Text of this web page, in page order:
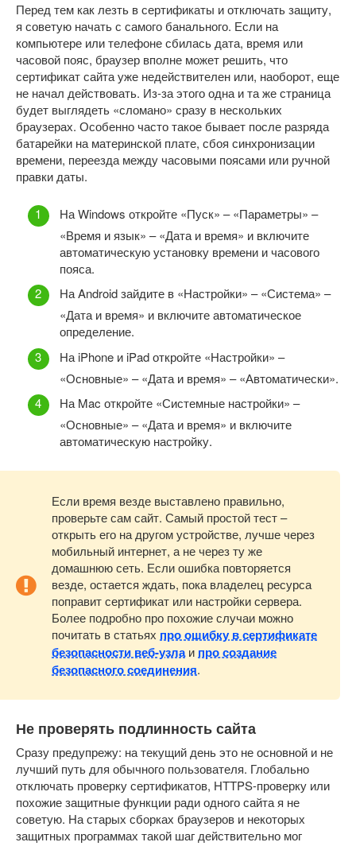
Перед тем как лезть в сертификаты и отключать защиту,
я советую начать с самого банального. Если на
компьютере или телефоне сбилась дата, время или
часовой пояс, браузер вполне может решить, что
сертификат сайта уже недействителен или, наоборот, еще
не начал действовать. Из-за этого одна и та же страница
будет выглядеть «сломано» сразу в нескольких
браузерах. Особенно часто такое бывает после разряда
батарейки на материнской плате, сбоя синхронизации
времени, переезда между часовыми поясами или ручной
правки даты.
На Windows откройте «Пуск» – «Параметры» –
«Время и язык» – «Дата и время» и включите
автоматическую установку времени и часового
пояса.
На Android зайдите в «Настройки» – «Система» –
«Дата и время» и включите автоматическое
определение.
На iPhone и iPad откройте «Настройки» –
«Основные» – «Дата и время» – «Автоматически».
На Mac откройте «Системные настройки» –
«Основные» – «Дата и время» и включите
автоматическую настройку.
Если время везде выставлено правильно,
проверьте сам сайт. Самый простой тест –
открыть его на другом устройстве, лучше через
мобильный интернет, а не через ту же
домашнюю сеть. Если ошибка повторяется
везде, остается ждать, пока владелец ресурса
поправит сертификат или настройки сервера.
Более подробно про похожие случаи можно
почитать в статьях про ошибку в сертификате
безопасности веб-узлаи про создание
безопасного соединения.
Не проверять подлинность сайта
Сразу предупрежу: на текущий день это не основной и не
лучший путь для обычного пользователя. Глобально
отключать проверку сертификатов, HTTPS-проверку или
похожие защитные функции ради одного сайта я не
советую. На старых сборках браузеров и некоторых
защитных программах такой шаг действительно мог